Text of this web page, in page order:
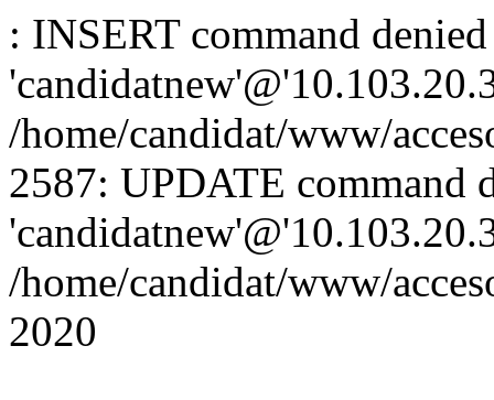
: INSERT command
/home/candidat/www/
2587: UPDATE command
/home/candidat/www/
2020